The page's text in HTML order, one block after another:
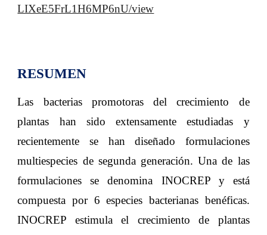
LIXeE5FrL1H6MP6nU/view
RESUMEN
Las bacterias promotoras del crecimiento de
plantas han sido extensamente estudiadas y
recientemente se han diseñado formulaciones
multiespecies de segunda generación. Una de las
formulaciones se denomina INOCREP y está
compuesta por 6 especies bacterianas benéficas.
INOCREP estimula el crecimiento de plantas